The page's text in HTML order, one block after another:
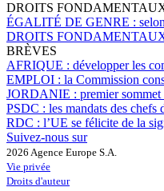
DROITS
ÉGALITÉ DE GENRE :
DROITS
BRÈVES
AFRIQUE : développer les
EMPLOI : la Commission
JORDANIE : premier
PSDC : les mandats des chefs
RDC : l’UE se félicite de la
Suivez-nous sur
2026 Agence Europe S.A.
Vie privée
Droits d'auteur